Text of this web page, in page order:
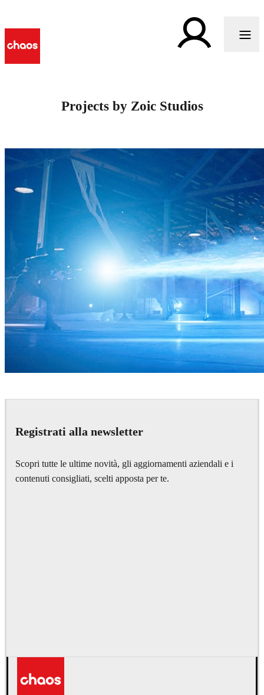
Projects by Zoic Studios
Registrati alla newsletter
Scopri tutte le ultime novità, gli aggiornamenti aziendali e i
contenuti consigliati, scelti apposta per te.